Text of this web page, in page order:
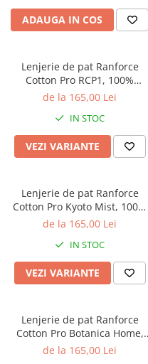
ADAUGA IN COS
Lenjerie de pat Ranforce
Cotton Pro RCP1, 100%
bumbac, alb, imprimeu floral
cu elastic
de la 165,00 Lei
IN STOC
VEZI VARIANTE
Lenjerie de pat Ranforce
Cotton Pro Kyoto Mist, 100%
bumbac, maro, imprimeu
de la 165,00 Lei
IN STOC
VEZI VARIANTE
Lenjerie de pat Ranforce
Cotton Pro Botanica Home,
100% bumbac, turcoaz inchis,
de la 165,00 Lei